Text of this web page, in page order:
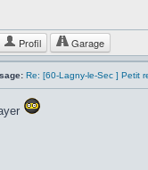
Profil Garage
Re: [60-Lagny-le-Sec ] Petit